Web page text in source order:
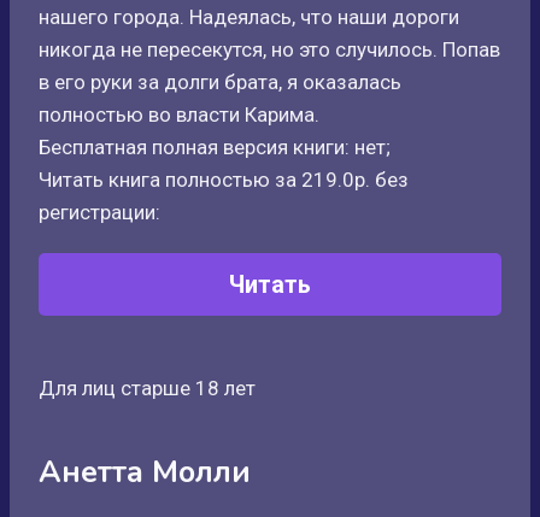
нашего города. Надеялась, что наши дороги
никогда не пересекутся, но это случилось. Попав
в его руки за долги брата, я оказалась
полностью во власти Карима.
Бесплатная полная версия книги: нет;
Читать книга полностью за 219.0р. без
регистрации:
Читать
Для лиц старше 18 лет
Анетта Молли